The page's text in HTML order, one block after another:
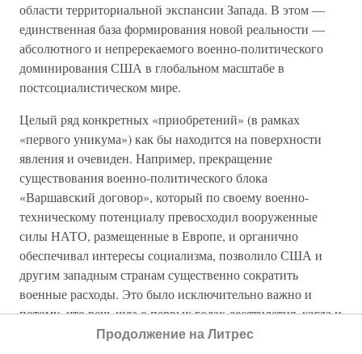
области территориальной экспансии Запада. В этом —
единственная база формирования новой реальности —
абсолютного и непререкаемого военно-политического
доминирования США в глобальном масштабе в
постсоциалистическом мире.
Целый ряд конкретных «приобретений» (в рамках
«первого уникума») как бы находится на поверхности
явления и очевиден. Например, прекращение
существования военно-политического блока
«Варшавский договор», который по своему военно-
техническому потенциалу превосходил вооруженные
силы НАТО, размещенные в Европе, и органично
обеспечивал интересы социализма, позволило США и
другим западным странам существенно сократить
военные расходы. Это было исключительно важно и
потому, что речь шла о первых годах десятилетия, когда и
США, и ведущие страны Европы — Франция,
Продолжение на Литрес